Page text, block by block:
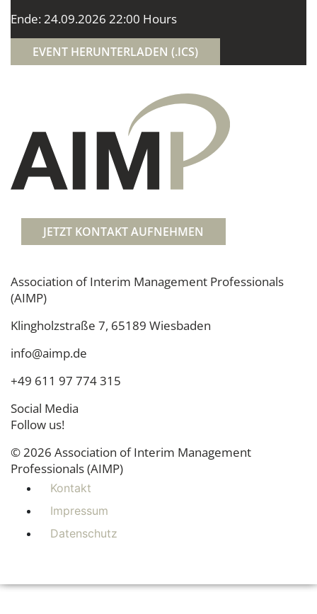
Ende: 24.09.2026 22:00 Hours
EVENT HERUNTERLADEN (.ICS)
JETZT KONTAKT AUFNEHMEN
Association of Interim Management Professionals
(AIMP)
Klingholzstraße 7, 65189 Wiesbaden
info@aimp.de
+49 611 97 774 315
Social Media
Follow us!
© 2026 Association of Interim Management
Professionals (AIMP)
Kontakt
Impressum
Datenschutz